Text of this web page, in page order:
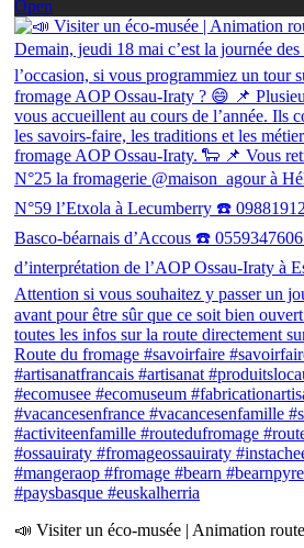
Open
📣 Visiter un éco-musée | Animation